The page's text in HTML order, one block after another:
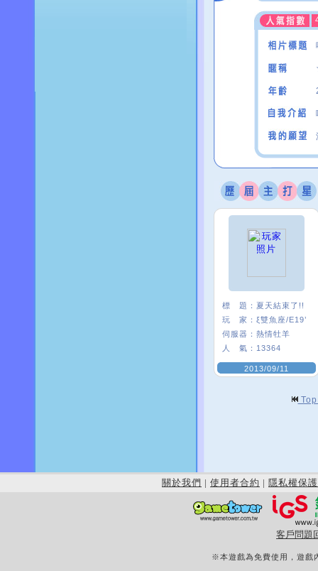
標 題： 夏天結束了!!
玩 家： ξ雙魚座/E19’
伺服器： 熱情牡羊
人 氣： 13364
2013/09/11
關於我們 | 使用者合約 | 隱私權保護
客戶問題
※本遊戲為免費使用，遊戲